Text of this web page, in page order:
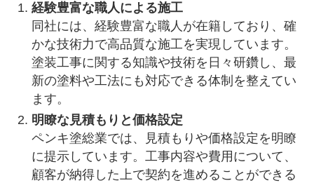
経験豊富な職人による施工
同社には、経験豊富な職人が在籍しており、確
かな技術力で高品質な施工を実現しています。
塗装工事に関する知識や技術を日々研鑽し、最
新の塗料や工法にも対応できる体制を整えてい
ます。
明瞭な見積もりと価格設定
ペンキ塗総業では、見積もりや価格設定を明瞭
に提示しています。工事内容や費用について、
顧客が納得した上で契約を進めることができる